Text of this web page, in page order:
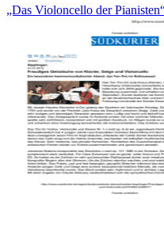
„Das Violoncello der